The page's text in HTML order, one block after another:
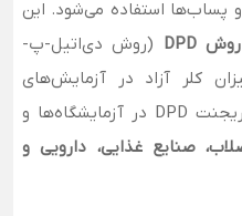
پساب‌ها استفاده می‌شود. این
روش DPD
(روش دی‌اتیل-پ-
کلر آزاد در آزمایش‌های
شیمیایی و محیطی کاربرد دارد. ریجنت DPD در آزمایشگاه‌ها و
صنایع غذایی، دارویی و